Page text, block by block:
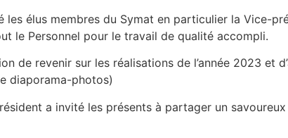
les élus membres du Symat en particulier la Vice-
le Personnel pour le travail de qualité accompli.
de revenir sur les réalisations de l’année 2023
diaporama-photos)
a invité les présents à partager un